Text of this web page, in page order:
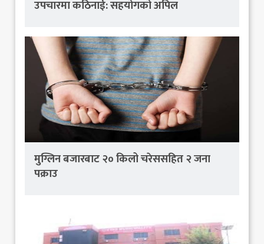
उपचारमा कठिनाई: सहयोगको अपिल
मुग्लिन बजारबाट २० किलो चरेससहित २ जना
पक्राउ